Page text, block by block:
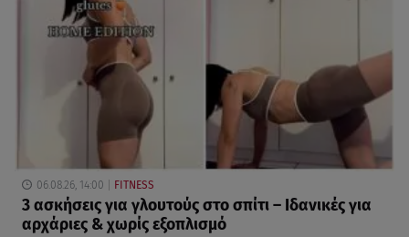
06.08.26, 14:00 FITNESS
3 ασκήσεις για γλουτούς στο σπίτι – Ιδανικές για
αρχάριες & χωρίς εξοπλισμό